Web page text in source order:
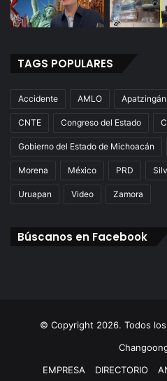
TAGS POPULARES
Accidente AMLO Apatzingán
CNTE Congreso del Estado
Gobierno del Estado de Michoacán
Morena México PRD
Uruapan Video Zamora
Búscanos en Facebook
© Copyright 2026. Todos
EMPRESA
DIRECTORIO